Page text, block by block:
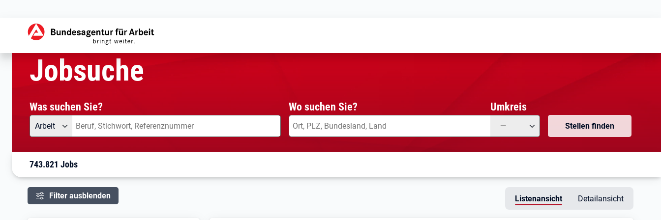
Startseite
Jobsuche
Was suchen Sie?
Angebotsart
Arbeit Was suchen Sie?
Wo suchen Sie? Umkreis
— Stellen finden
743.821 Jobs
Filter ausblenden Listenansicht Detailansicht